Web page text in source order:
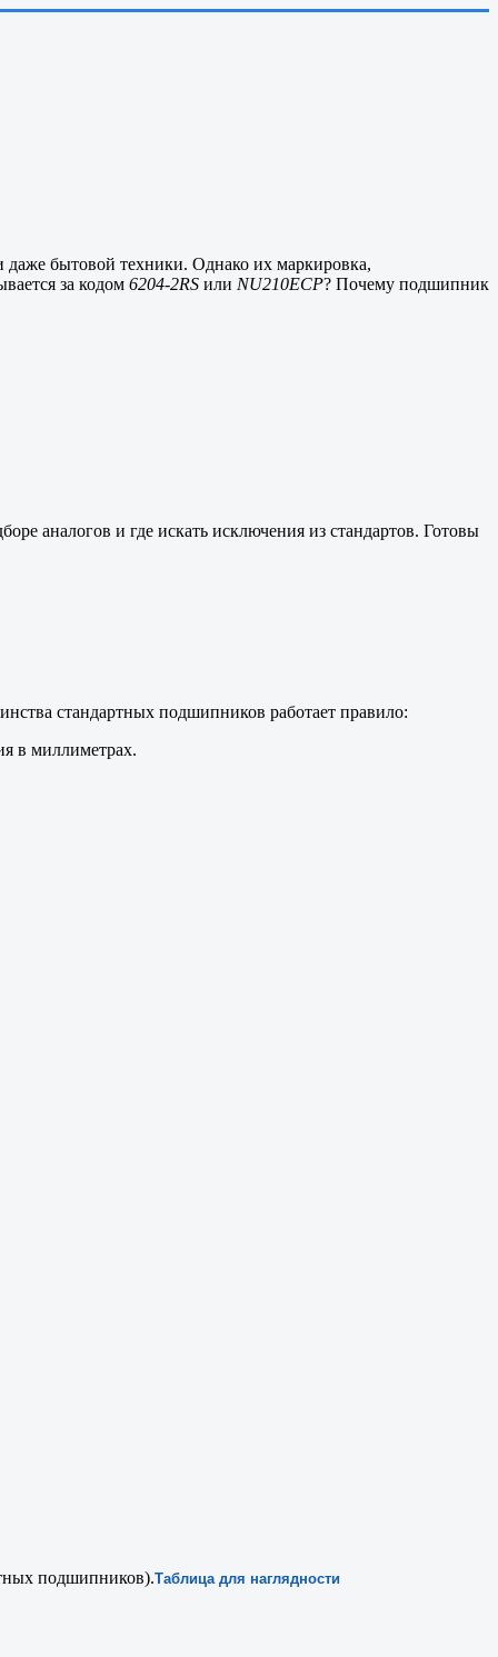
даже бытовой техники. Однако их маркировка,
за кодом 6204-2RS или NU210ECP? Почему подшипник
аналогов и где искать исключения из стандартов. Готовы
стандартных подшипников работает правило:
в миллиметрах.
подшипников).Таблица для наглядности